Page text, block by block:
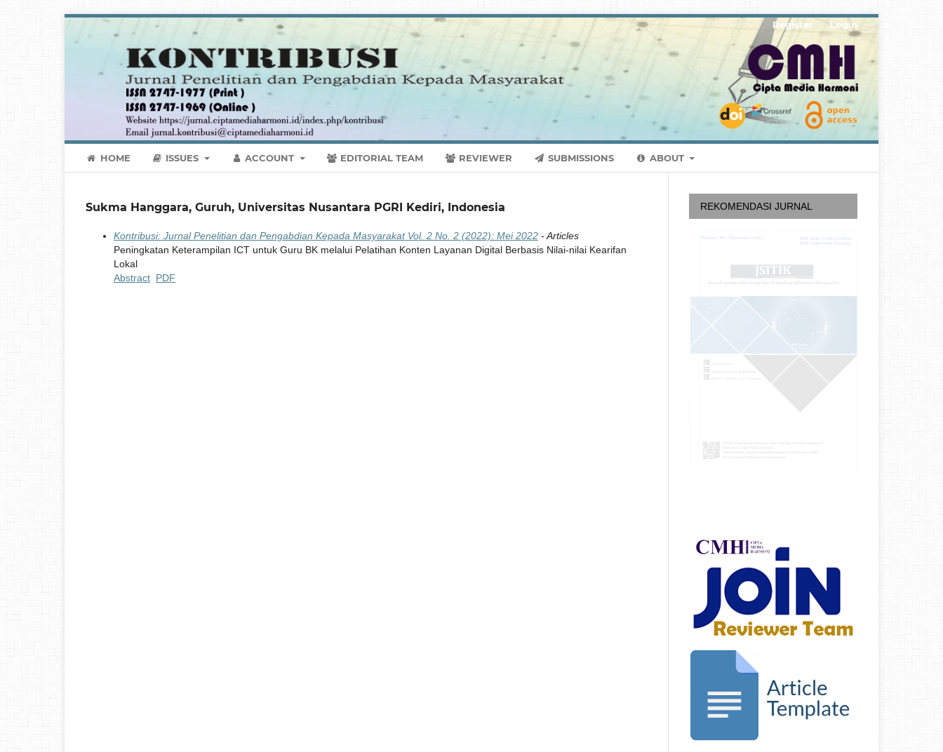
HOME ISSUES ACCOUNT EDITORIAL TEAM REVIEWER SUBMISSIONS ABOUT
Register Login
Sukma Hanggara, Guruh, Universitas Nusantara PGRI Kediri, Indonesia
Kontribusi: Jurnal Penelitian dan Pengabdian Kepada Masyarakat Vol. 2 No. 2 (2022): Mei 2022 - Articles
Peningkatan Keterampilan ICT untuk Guru BK melalui Pelatihan Konten Layanan Digital Berbasis Nilai-nilai Kearifan
Lokal
Abstract PDF
REKOMENDASI JURNAL